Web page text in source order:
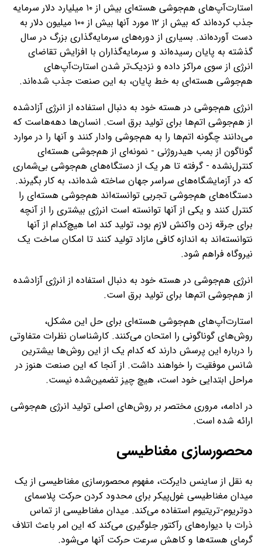
استارت‌آپ‌های هم‌جوشی هسته‌ای بیش از ۱۰ میلیارد دلار سرمایه‌
جذب کرده‌اند که بیش از ۱۲ مورد آنها بیش از ۱۰۰ میلیون دلار به
دست آورده‌اند. بسیاری از دوره‌های سرمایه‌گذاری بزرگ در سال
گذشته به پایان رسیده‌اند و سرمایه‌گذاران با افزایش تقاضای
انرژی از سوی مراکز داده و نزدیک‌تر شدن استارت‌آپ‌های
هم‌جوشی هسته‌ای به خط پایان، به این صنعت جذب شده‌اند.
انرژی هم‌جوشی در هسته خود به دنبال استفاده از انرژی آزادشده
از هم‌جوشی اتم‌ها برای تولید برق است. انسان‌ها دهه‌هاست که
می‌دانند چگونه اتم‌ها را به هم‌جوشی وادار کنند و آنها را در موارد
گوناگون از بمب هیدروژنی - نمونه‌ای از هم‌جوشی هسته‌ای
کنترل‌نشده - گرفته تا هر یک از دستگاه‌های هم‌جوشی بی‌شماری
که در آزمایشگاه‌های سراسر جهان ساخته شده‌اند، به کار بگیرند.
دستگاه‌های هم‌جوشی تجربی توانسته‌اند هم‌جوشی هسته‌ای را
کنترل کنند و یکی از آنها توانسته است انرژی بیشتری را از آنچه
برای جرقه زدن واکنش لازم بود، تولید کند اما هیچ‌کدام از آنها
نتوانسته‌اند به اندازه کافی مازاد تولید کنند تا امکان ساخت یک
نیروگاه فراهم شود.
انرژی هم‌جوشی در هسته خود به دنبال استفاده از انرژی آزادشده
از هم‌جوشی اتم‌ها برای تولید برق است.
استارت‌آپ‌های هم‌جوشی هسته‌ای برای حل این مشکل،
روش‌های گوناگونی را امتحان می‌کنند. کارشناسان نظرات متفاوتی
را درباره این پرسش دارند که کدام یک از این روش‌ها بیشترین
شانس موفقیت را خواهند داشت. از آنجا که این صنعت هنوز در
مراحل ابتدایی خود است، هیچ چیز تضمین‌شده نیست.
در ادامه، مروری مختصر بر روش‌های اصلی تولید انرژی هم‌جوشی
ارائه شده است.
محصورسازی مغناطیسی
به نقل از ساینس دایرکت، مفهوم محصورسازی مغناطیسی از یک
میدان مغناطیسی غول‌پیکر برای محدود کردن حرکت پلاسمای
دوتریوم-تریتیوم استفاده می‌کند. میدان مغناطیسی از تماس
ذرات با دیواره‌های رآکتور جلوگیری می‌کند که این امر باعث اتلاف
گرمای هسته‌ها و کاهش سرعت حرکت آنها می‌شود.